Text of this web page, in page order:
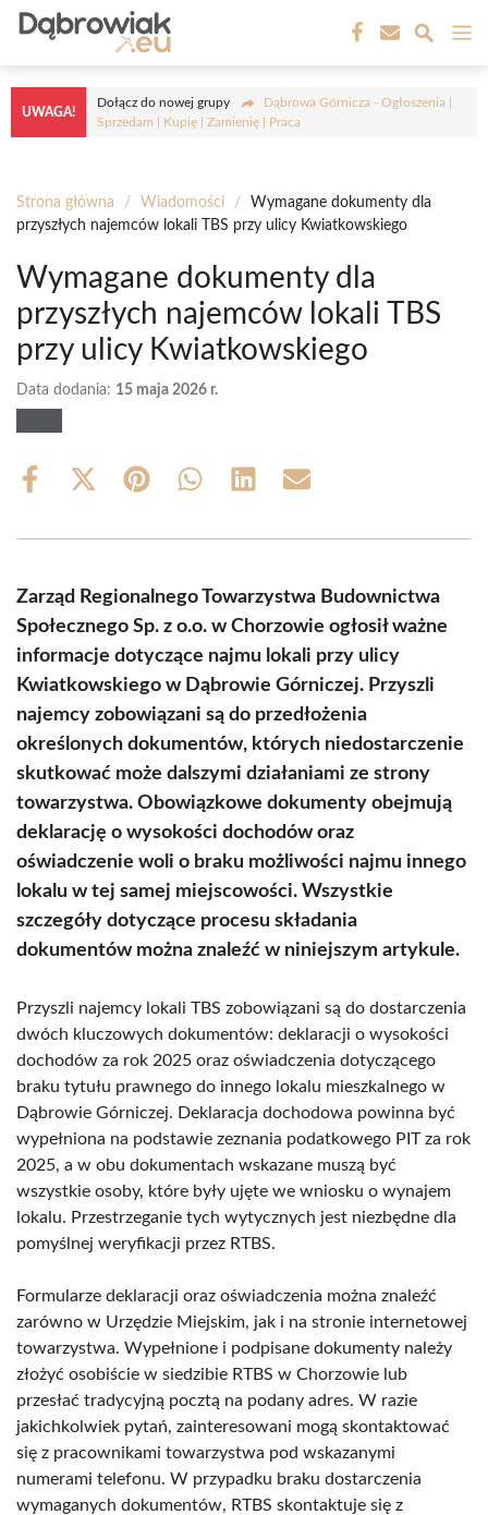
Przejdź
treści
UWAGA!
Dołącz do nowej grupy
Dąbrowa Górnicza - Ogłoszenia |
Sprzedam | Kupię | Zamienię | Praca
Strona główna / Wiadomości /
Wymagane dokumenty dla
przyszłych najemców lokali TBS przy ulicy Kwiatkowskiego
Wymagane dokumenty dla
przyszłych najemców lokali TBS
przy ulicy Kwiatkowskiego
Data dodania: 15 maja 2026 r.
Share
Share
(Twitter)
Share Share Share Share
Zarząd Regionalnego Towarzystwa Budownictwa
Społecznego Sp. z o.o. w Chorzowie ogłosił ważne
informacje dotyczące najmu lokali przy ulicy
Kwiatkowskiego w Dąbrowie Górniczej. Przyszli
najemcy zobowiązani są do przedłożenia
określonych dokumentów, których niedostarczenie
skutkować może dalszymi działaniami ze strony
towarzystwa. Obowiązkowe dokumenty obejmują
deklarację o wysokości dochodów oraz
oświadczenie woli o braku możliwości najmu innego
lokalu w tej samej miejscowości. Wszystkie
szczegóły dotyczące procesu składania
dokumentów można znaleźć w niniejszym artykule.
Przyszli najemcy lokali TBS zobowiązani są do dostarczenia
dwóch kluczowych dokumentów: deklaracji o wysokości
dochodów za rok 2025 oraz oświadczenia dotyczącego
braku tytułu prawnego do innego lokalu mieszkalnego w
Dąbrowie Górniczej. Deklaracja dochodowa powinna być
wypełniona na podstawie zeznania podatkowego PIT za rok
2025, a w obu dokumentach wskazane muszą być
wszystkie osoby, które były ujęte we wniosku o wynajem
lokalu. Przestrzeganie tych wytycznych jest niezbędne dla
pomyślnej weryfikacji przez RTBS.
Formularze deklaracji oraz oświadczenia można znaleźć
zarówno w Urzędzie Miejskim, jak i na stronie internetowej
towarzystwa. Wypełnione i podpisane dokumenty należy
złożyć osobiście w siedzibie RTBS w Chorzowie lub
przesłać tradycyjną pocztą na podany adres. W razie
jakichkolwiek pytań, zainteresowani mogą skontaktować
się z pracownikami towarzystwa pod wskazanymi
numerami telefonu. W przypadku braku dostarczenia
wymaganych dokumentów, RTBS skontaktuje się z